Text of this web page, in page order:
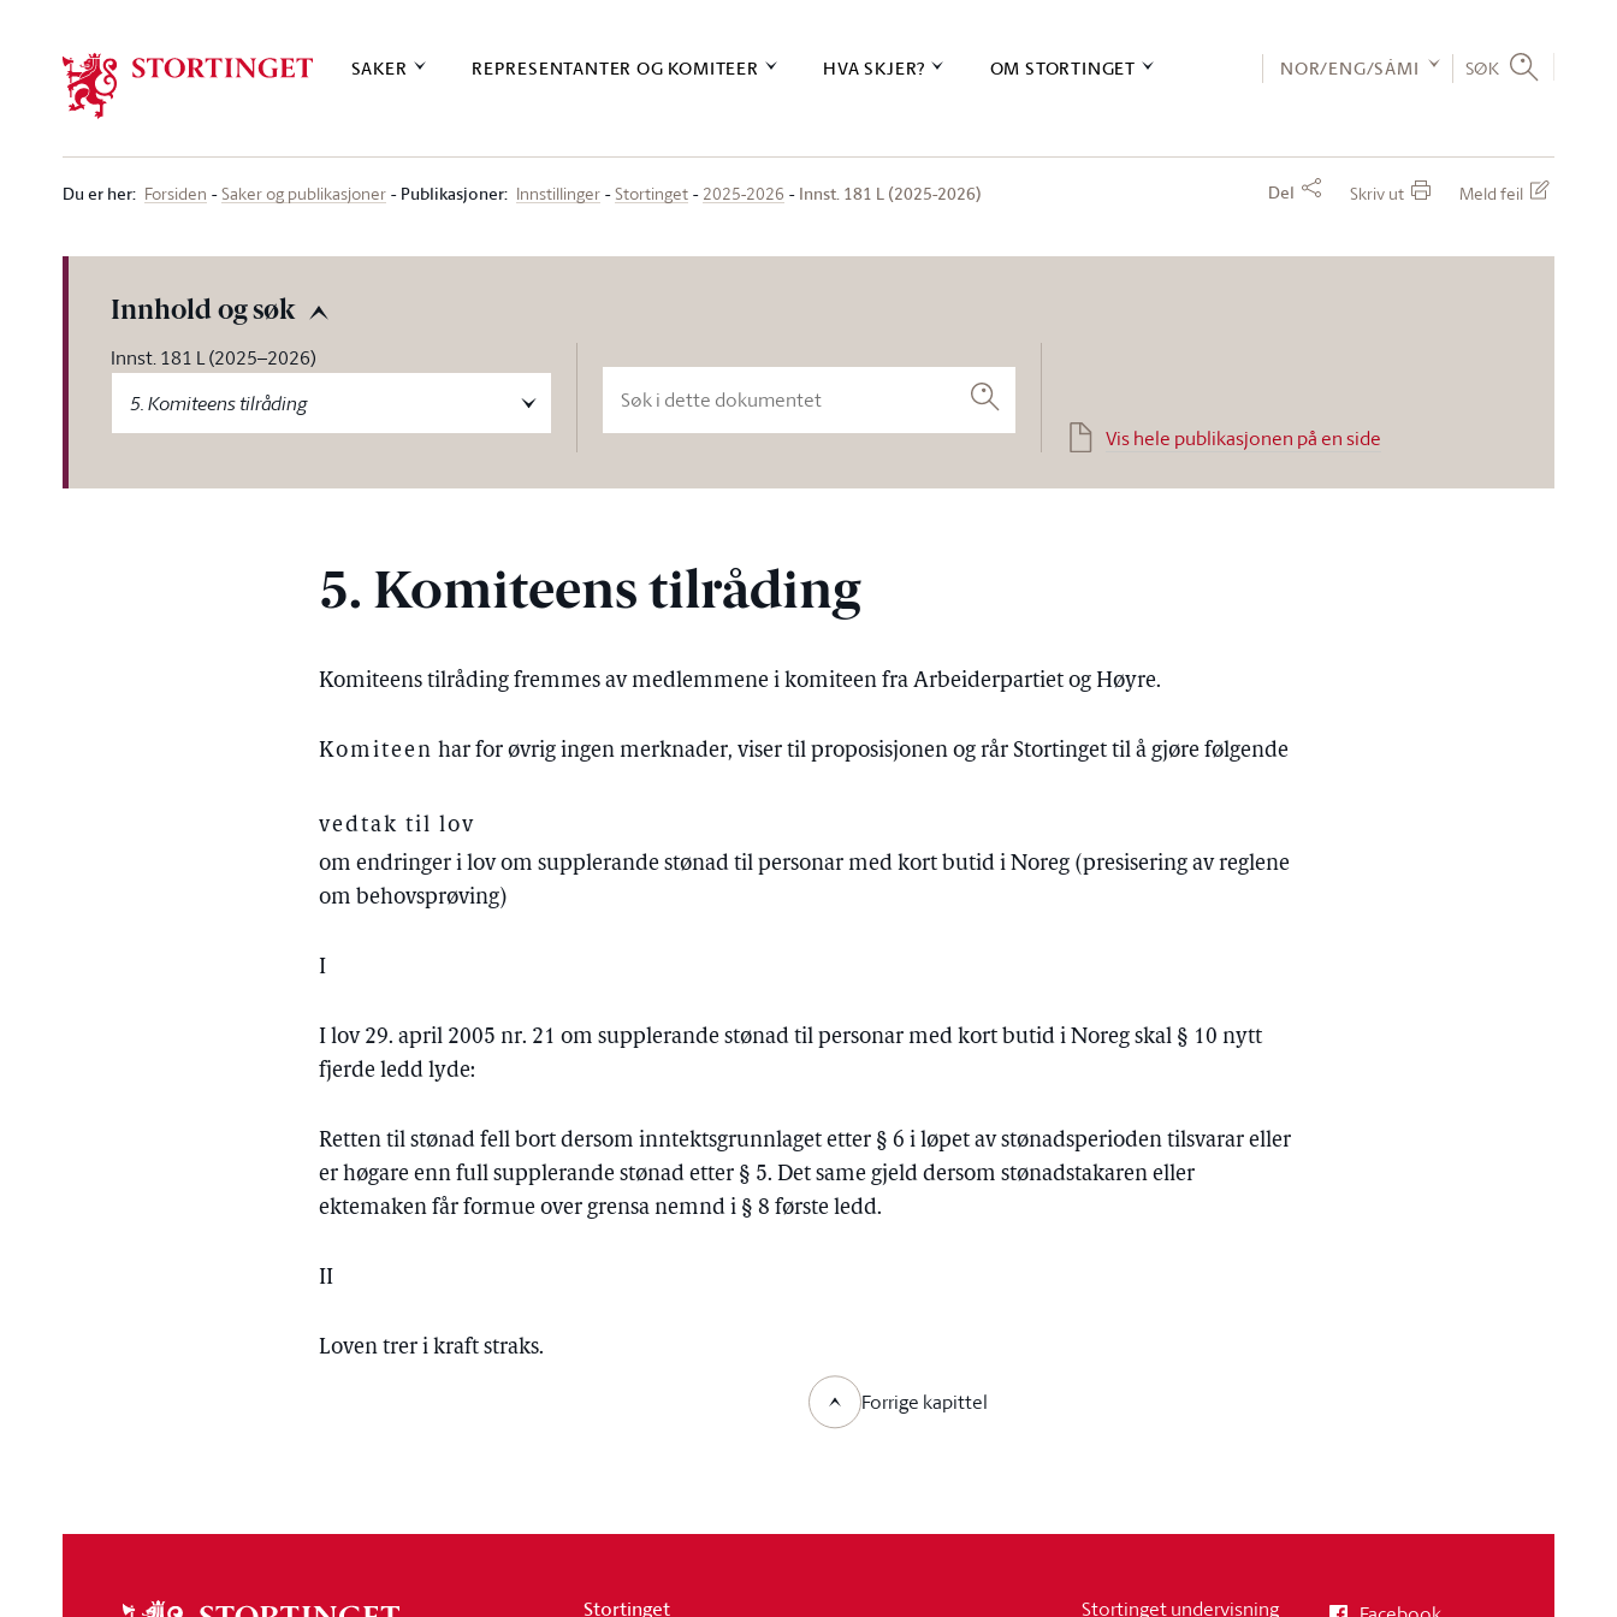
SAKER REPRESENTANTER OG KOMITEER HVA SKJER? OM STORTINGET NOR/ENG/SÁMI SØK
Du er her: Forsiden Saker og publikasjoner Publikasjoner: Innstillinger Stortinget 2025-2026 Innst. 181 L (2025-2026) Del Skriv ut Meld feil
Innhold og søk
Innst. 181 L (2025–2026)
5. Komiteens tilråding
Søk
Vis hele publikasjonen på en side
5. Komiteens tilråding
Komiteens tilråding fremmes av medlemmene i komiteen fra Arbeiderpartiet og Høyre.
Komiteen har for øvrig ingen merknader, viser til proposisjonen og rår Stortinget til å gjøre følgende
vedtak til lov
om endringer i lov om supplerande stønad til personar med kort butid i Noreg (presisering av reglene
om behovsprøving)
I
I lov 29. april 2005 nr. 21 om supplerande stønad til personar med kort butid i Noreg skal § 10 nytt
fjerde ledd lyde:
Retten til stønad fell bort dersom inntektsgrunnlaget etter § 6 i løpet av stønadsperioden tilsvarar eller
er høgare enn full supplerande stønad etter § 5. Det same gjeld dersom stønadstakaren eller
ektemaken får formue over grensa nemnd i § 8 første ledd.
II
Loven trer i kraft straks.
Forrige kapittel
Stortinget Stortinget undervisning